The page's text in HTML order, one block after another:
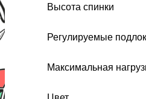
Высота спинки
Регулируемые
Максимальная